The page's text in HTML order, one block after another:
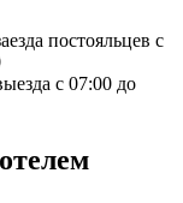
постояльцев с
с 07:00 до